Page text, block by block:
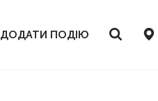
ДОДАТИ ПОДІЮ